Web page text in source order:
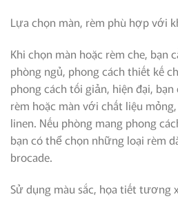
Lựa chọn màn, rèm phù hợp với
Khi chọn màn hoặc rèm che, bạn
phòng ngủ, phong cách thiết kế
phong cách tối giản, hiện đại,
rèm hoặc màn với chất liệu
linen. Nếu phòng mang phong
bạn có thể chọn những loại rèm
brocade.
Sử dụng màu sắc, họa tiết tương